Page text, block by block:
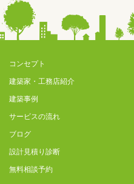
コンセプト
建築家・工務店紹介
建築事例
サービスの流れ
ブログ
設計見積り診断
無料相談予約